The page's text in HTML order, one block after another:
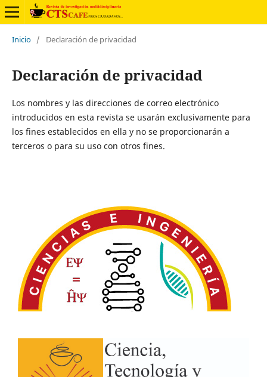
Inicio / Declaración de privacidad
Declaración de privacidad
Los nombres y las direcciones de correo electrónico
introducidos en esta revista se usarán exclusivamente para
los fines establecidos en ella y no se proporcionarán a
terceros o para su uso con otros fines.